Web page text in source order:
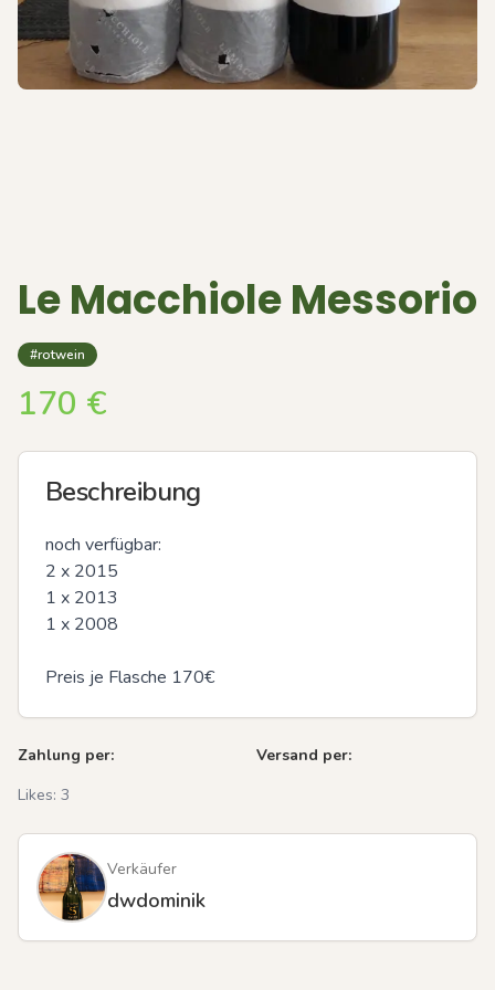
Le Macchiole Messorio
#rotwein
170 €
Beschreibung
noch verfügbar:
2 x 2015
1 x 2013
1 x 2008
Preis je Flasche 170€
Zahlung per:
Versand per:
Likes: 3
Verkäufer
dwdominik